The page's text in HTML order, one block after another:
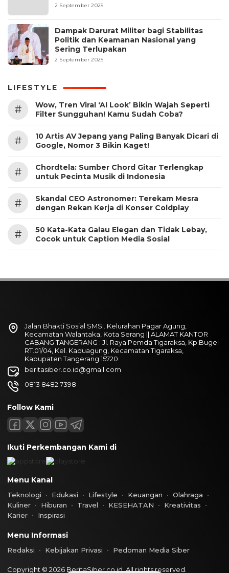
2 September 2025
Dampak Darurat Militer bagi Stabilitas
Politik dan Keamanan Nasional yang
Sering Terlupakan
2 September 2025
LIFESTYLE
#
Wow, Tren Viral ‘AI Look’ Bikin Wajah Seperti
Filter Sungguhan! Kamu Sudah Coba?
#
10 Artis AV Jepang yang Paling Banyak Dicari di
Google, Nomor 3 Bikin Kaget!
#
Chordtela: Sumber Chord Gitar Terlengkap
untuk Pecinta Musik di Indonesia
#
Skandal CEO Astronomer: Terekam Mesra
dengan Rekan Kerja di Konser Coldplay
#
50 Kata-Kata Galau Elegan dan Tidak Lebay,
Cocok untuk Caption Media Sosial
Jalan Bhakti Sosial SMSI. Kelurahan Pagar Agung,
Kecamatan Walantaka, Kota Serang || ALAMAT KANTOR
CABANG TANGERANG : Jl. Raya Pemda Tigaraksa, Kp.Bugel
RT.01/04, Kel. Kaduagung, Kecamatan Tigaraksa,
Kabupaten Tangerang 15720
beritasiber.co.id@gmail.com
0813 8482 7398
Follow Kami
Ikuti Perkembangan Kami di
Menu Kanal
Teknologi Edukasi Lifestyle Keuangan
Olahraga
Kuliner
Hiburan Travel KESEHATAN
Kreativitas
Karier
Inspirasi
Menu Informasi
Redaksi Kebijakan Privasi Pedoman Media Siber
Copyright © 2026 BeritaSiber.co.id. All rights reserved.